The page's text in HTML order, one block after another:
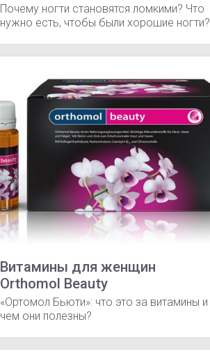
Почему ногти становятся ломкими? Что
нужно есть, чтобы были хорошие ногти?
Витамины для женщин
Orthomol Beauty
«Ортомол Бьюти»: что это за витамины и
чем они полезны?